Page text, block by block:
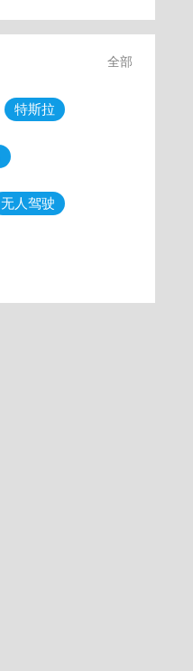
全部
特斯拉
无人驾驶